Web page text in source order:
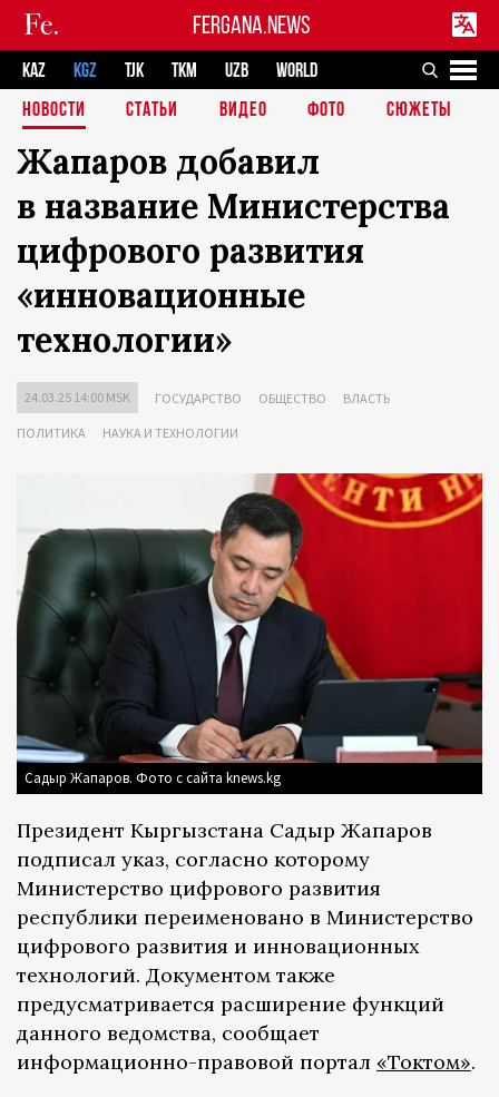
FERGANA.NEWS
KAZ KGZ TJK TKM UZB
WORLD
НОВОСТИ
СТАТЬИ ВИДЕО ФОТО СЮЖЕТЫ
Жапаров добавил
в название Министерства
цифрового развития
«инновационные
технологии»
24.03.25 14:00 MSK ГОСУДАРСТВО ОБЩЕСТВО ВЛАСТЬ
ПОЛИТИКА НАУКА И ТЕХНОЛОГИИ
Садыр Жапаров. Фото с сайта knews.kg
Президент Кыргызстана Садыр Жапаров
подписал указ, согласно которому
Министерство цифрового развития
республики переименовано в Министерство
цифрового развития и инновационных
технологий. Документом также
предусматривается расширение функций
данного ведомства, сообщает
информационно-правовой портал «Токтом».